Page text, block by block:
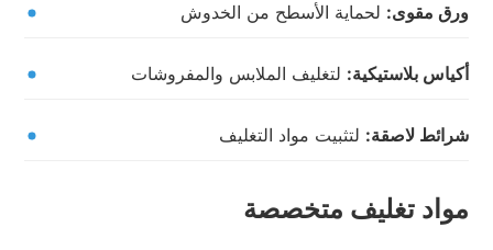
ورق مقوى: لحماية الأسطح من الخدوش
أكياس بلاستيكية: لتغليف الملابس والمفروشات
شرائط لاصقة: لتثبيت مواد التغليف
مواد تغليف متخصصة